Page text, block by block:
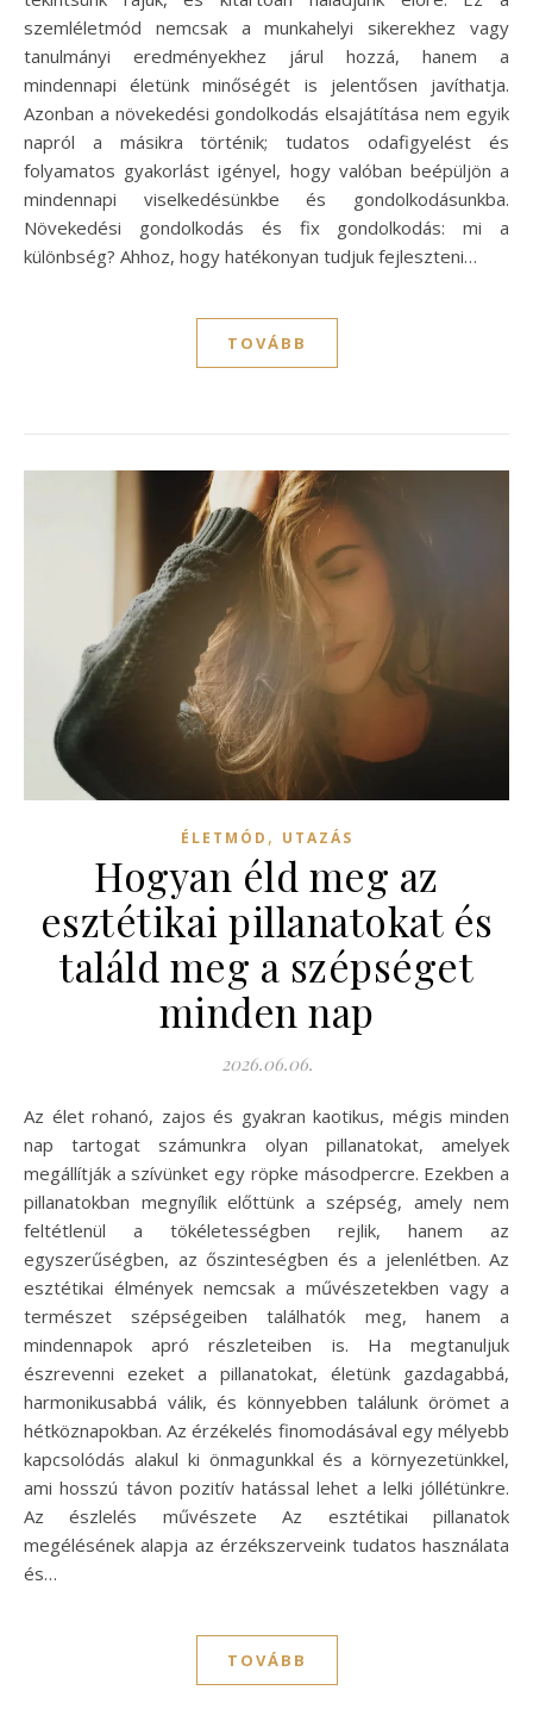
szemléletmód nemcsak a munkahelyi sikerekhez vagy
tanulmányi eredményekhez járul hozzá, hanem a
mindennapi életünk minőségét is jelentősen javíthatja.
Azonban a növekedési gondolkodás elsajátítása nem egyik
napról a másikra történik; tudatos odafigyelést és
folyamatos gyakorlást igényel, hogy valóban beépüljön a
mindennapi viselkedésünkbe és gondolkodásunkba.
Növekedési gondolkodás és fix gondolkodás: mi a
különbség? Ahhoz, hogy hatékonyan tudjuk fejleszteni…
TOVÁBB
ÉLETMÓD , UTAZÁS
Hogyan éld meg az
esztétikai pillanatokat és
találd meg a szépséget
minden nap
2026.06.06.
Az élet rohanó, zajos és gyakran kaotikus, mégis minden
nap tartogat számunkra olyan pillanatokat, amelyek
megállítják a szívünket egy röpke másodpercre. Ezekben a
pillanatokban megnyílik előttünk a szépség, amely nem
feltétlenül a tökéletességben rejlik, hanem az
egyszerűségben, az őszinteségben és a jelenlétben. Az
esztétikai élmények nemcsak a művészetekben vagy a
természet szépségeiben találhatók meg, hanem a
mindennapok apró részleteiben is. Ha megtanuljuk
észrevenni ezeket a pillanatokat, életünk gazdagabbá,
harmonikusabbá válik, és könnyebben találunk örömet a
hétköznapokban. Az érzékelés finomodásával egy mélyebb
kapcsolódás alakul ki önmagunkkal és a környezetünkkel,
ami hosszú távon pozitív hatással lehet a lelki jóllétünkre.
Az észlelés művészete Az esztétikai pillanatok
megélésének alapja az érzékszerveink tudatos használata
és…
TOVÁBB